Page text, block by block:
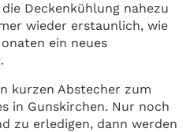
Deckenkühlung nahezu
wieder erstaunlich, wie
ein neues
kurzen Abstecher zum
in Gunskirchen. Nur noch
zu erledigen, dann werden